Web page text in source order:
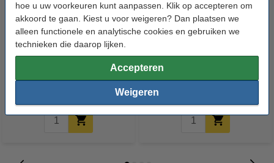
hoe u uw voorkeuren kunt aanpassen. Klik op accepteren om
akkoord te gaan. Kiest u voor weigeren? Dan plaatsen we
alleen functionele en analytische cookies en gebruiken we
technieken die daarop lijken.
Accepteren
Weigeren
123inkt kopieerpapier 1 doos
van 2500 vellen A4 - 80 g/m²
€ 33,50
standaard plakband 19 mm x 33
€ 7,50